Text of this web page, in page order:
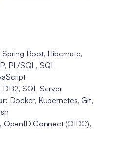
Spring Boot, Hibernate,
PL/SQL, SQL
DB2, SQL Server
Docker, Kubernetes, Git,
OpenID Connect (OIDC),